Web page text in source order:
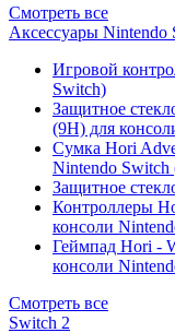
Смотреть все
Аксессуары Nintendo
Игровой
Switch)
Защитное
(9H) для
Сумка Hori
Nintendo
Защитное
Контроллеры
консоли
Геймпад Hori -
консоли
Смотреть все
Switch 2